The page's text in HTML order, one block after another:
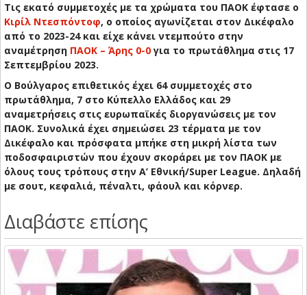
Τις εκατό συμμετοχές με τα χρώματα του ΠΑΟΚ έφτασε ο
Κιρίλ Ντεσπόντοφ, ο οποίος αγωνίζεται στον Δικέφαλο
από το 2023-24 και είχε κάνει ντεμπούτο στην
αναμέτρηση ΠΑΟΚ – Άρης 0-0 για το πρωτάθλημα στις 17
Σεπτεμβρίου 2023.
Ο Βούλγαρος επιθετικός έχει 64 συμμετοχές στο
πρωτάθλημα, 7 στο Κύπελλο Ελλάδος και 29
αναμετρήσεις στις ευρωπαϊκές διοργανώσεις με τον
ΠΑΟΚ. Συνολικά έχει σημειώσει 23 τέρματα με τον
Δικέφαλο και πρόσφατα μπήκε στη μικρή λίστα των
ποδοσφαιριστών που έχουν σκοράρει με τον ΠΑΟΚ με
όλους τους τρόπους στην Α’ Εθνική/Super League. Δηλαδή
με σουτ, κεφαλιά, πέναλτι, φάουλ και κόρνερ.
Διαβάστε επίσης